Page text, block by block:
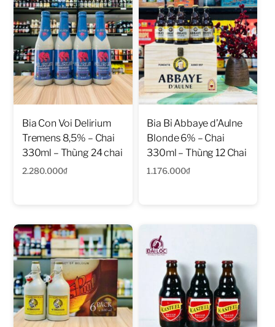
Bia Con Voi Delirium
Tremens 8,5% – Chai
330ml – Thùng 24 chai
2.280.000₫
Bia Bỉ Abbaye d’Aulne
Blonde 6% – Chai
330ml – Thùng 12 Chai
1.176.000₫